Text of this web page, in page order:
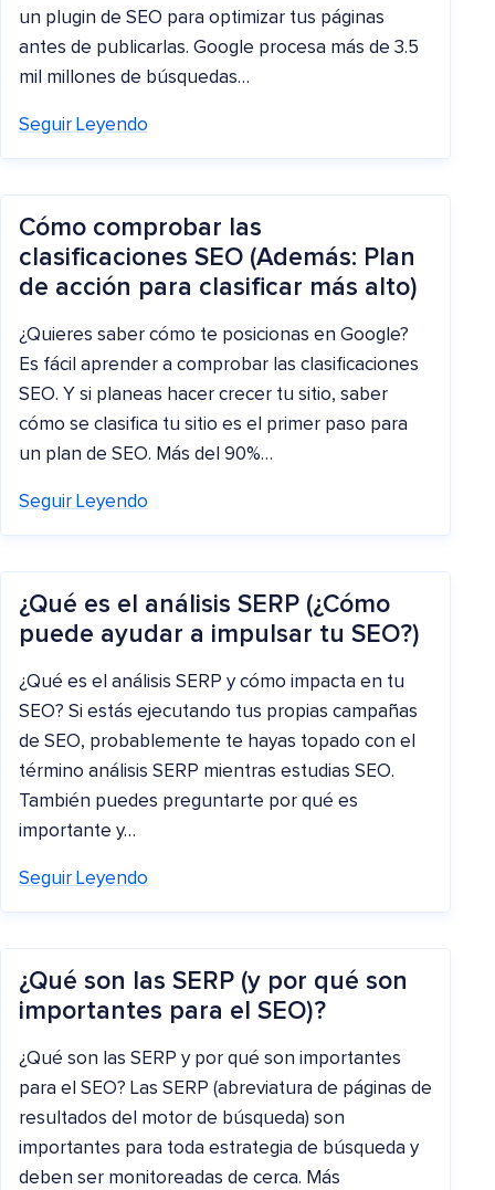
un plugin de SEO para optimizar tus páginas
antes de publicarlas. Google procesa más de 3.5
mil millones de búsquedas…
Seguir Leyendo
Cómo comprobar las
clasificaciones SEO (Además: Plan
de acción para clasificar más alto)
¿Quieres saber cómo te posicionas en Google?
Es fácil aprender a comprobar las clasificaciones
SEO. Y si planeas hacer crecer tu sitio, saber
cómo se clasifica tu sitio es el primer paso para
un plan de SEO. Más del 90%…
Seguir Leyendo
¿Qué es el análisis SERP (¿Cómo
puede ayudar a impulsar tu SEO?)
¿Qué es el análisis SERP y cómo impacta en tu
SEO? Si estás ejecutando tus propias campañas
de SEO, probablemente te hayas topado con el
término análisis SERP mientras estudias SEO.
También puedes preguntarte por qué es
importante y…
Seguir Leyendo
¿Qué son las SERP (y por qué son
importantes para el SEO)?
¿Qué son las SERP y por qué son importantes
para el SEO? Las SERP (abreviatura de páginas de
resultados del motor de búsqueda) son
importantes para toda estrategia de búsqueda y
deben ser monitoreadas de cerca. Más